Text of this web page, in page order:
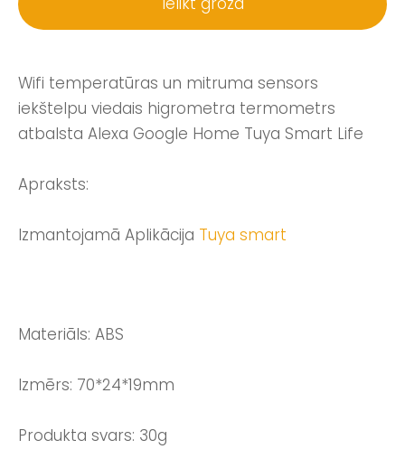
Wifi temperatūras un mitruma sensors
iekštelpu viedais higrometra termometrs
atbalsta Alexa Google Home Tuya Smart Life
Apraksts:
Izmantojamā Aplikācija Tuya smart
Materiāls: ABS
Izmērs: 70*24*19mm
Produkta svars: 30g